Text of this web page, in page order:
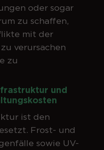
oder sogar
zu schaffen,
mit der
verursachen
zu
und
ist den
Frost- und
sowie UV-